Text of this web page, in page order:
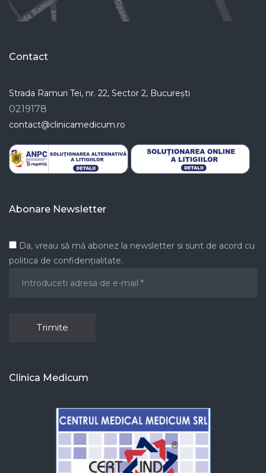
Contact
Strada Ramuri Tei, nr. 22, Sector 2, București
0219178
contact@clinicamedicum.ro
Abonare Newsletter
Da, vreau să mă abonez la newsletter si sunt de acord cu
politica de confidențialitate.
Clinica Medicum